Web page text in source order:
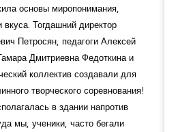
основы миропонимания,
Тогдашний директор
Петросян, педагоги Алексей
Дмитриевна Федоткина и
коллектив создавали для
творческого соревнования!
в здании напротив
мы, ученики, часто бегали